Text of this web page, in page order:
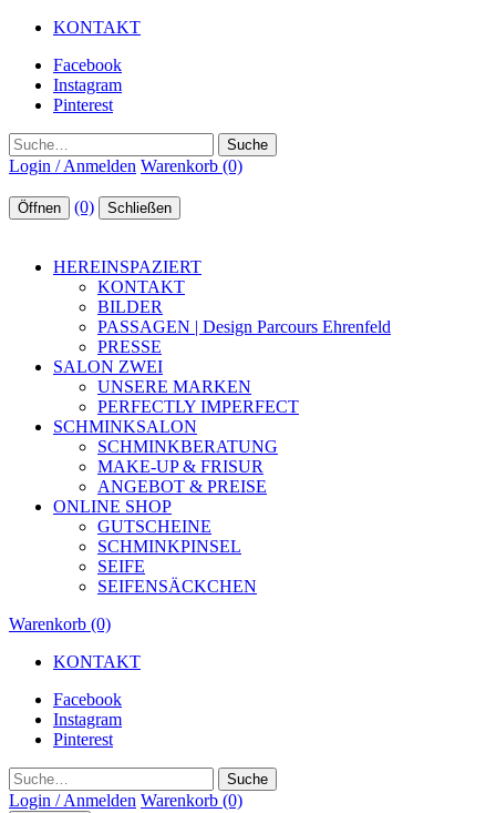
KONTAKT
Facebook
Instagram
Pinterest
Suche
Login / Anmelden Warenkorb (0)
Öffnen (0) Schließen
HEREINSPAZIERT
KONTAKT
BILDER
PASSAGEN | Design Parcours Ehrenfeld
PRESSE
SALON ZWEI
UNSERE MARKEN
PERFECTLY IMPERFECT
SCHMINKSALON
SCHMINKBERATUNG
MAKE-UP & FRISUR
ANGEBOT & PREISE
ONLINE SHOP
GUTSCHEINE
SCHMINKPINSEL
SEIFE
SEIFENSÄCKCHEN
Warenkorb (0)
KONTAKT
Facebook
Instagram
Pinterest
Suche
Login / Anmelden Warenkorb (0)